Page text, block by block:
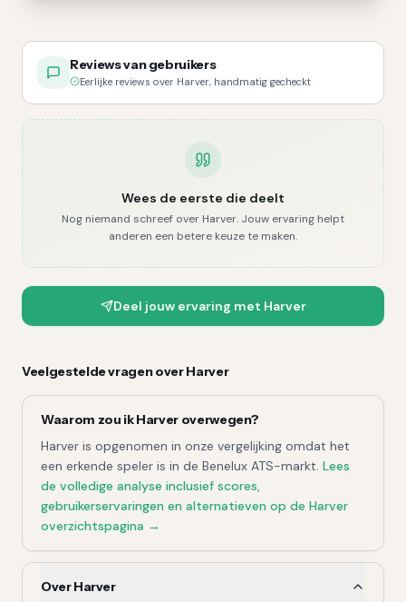
Reviews van gebruikers
Eerlijke reviews over Harver, handmatig gecheckt
Wees de eerste die deelt
Nog niemand schreef over Harver. Jouw ervaring helpt
anderen een betere keuze te maken.
Deel jouw ervaring met Harver
Veelgestelde vragen overHarver
Waarom zou ikHarver overwegen?
Harver is opgenomen in onze vergelijking omdat het
een erkende speler is in de Benelux ATS-markt. Lees
de volledige analyse inclusief scores,
gebruikerservaringen en alternatieven op de Harver
overzichtspagina →
Over Harver